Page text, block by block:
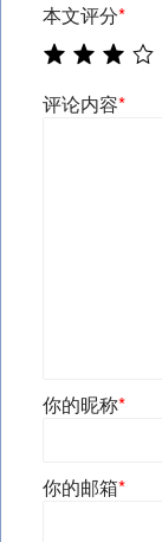
本文评分*
评论内容*
你的昵称*
你的邮箱*